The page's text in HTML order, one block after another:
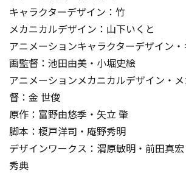
キャラクターデザイン：竹
メカニカルデザイン：山下いくと
アニメーションキャラクターデザイン
画監督：池田由美・小堀史絵
アニメーションメカニカルデザイン・
督：金 世俊
原作：富野由悠季・矢立 肇
脚本：榎戸洋司・庵野秀明
デザインワークス：渭原敏明・前田真
秀典